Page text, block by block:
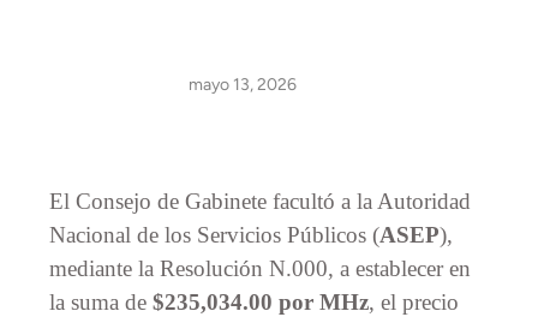
mayo 13, 2026
El Consejo de Gabinete facultó a la Autoridad
Nacional de los Servicios Públicos (ASEP),
mediante la Resolución N.000, a establecer en
la suma de $235,034.00 por MHz, el precio